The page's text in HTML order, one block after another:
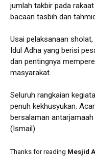
jumlah takbir pada
bacaan tasbih dan
Usai pelaksanaan
Idul Adha yang berisi
dan pentingnya
masyarakat.
Seluruh rangkaian
penuh kekhusyukan.
bersalaman
(Ismail)
Thanks for reading Mesjid